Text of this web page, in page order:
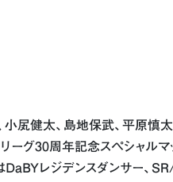
㞍健太、島地保武、平原慎
ーグ30周年記念スペシャルマ
レジデンスダンサー、